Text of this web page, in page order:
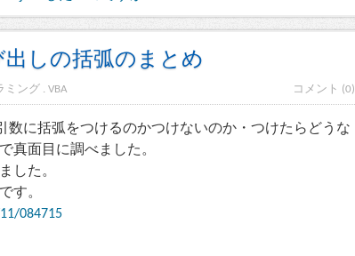
しの括弧のまとめ
ミング . VBA コメント (0)
数に括弧をつけるのかつけないのか・つけたらどうな
真面目に調べました。
した。
す。
084715